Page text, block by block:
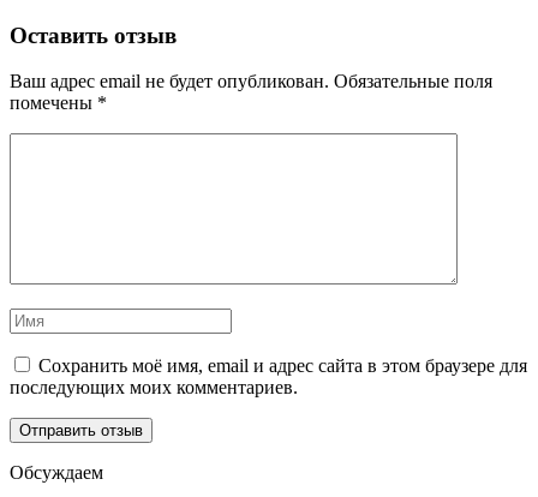
Оставить отзыв
Ваш адрес email не будет опубликован. Обязательные поля
помечены *
Сохранить моё имя, email и адрес сайта в этом браузере для
последующих моих комментариев.
Обсуждаем